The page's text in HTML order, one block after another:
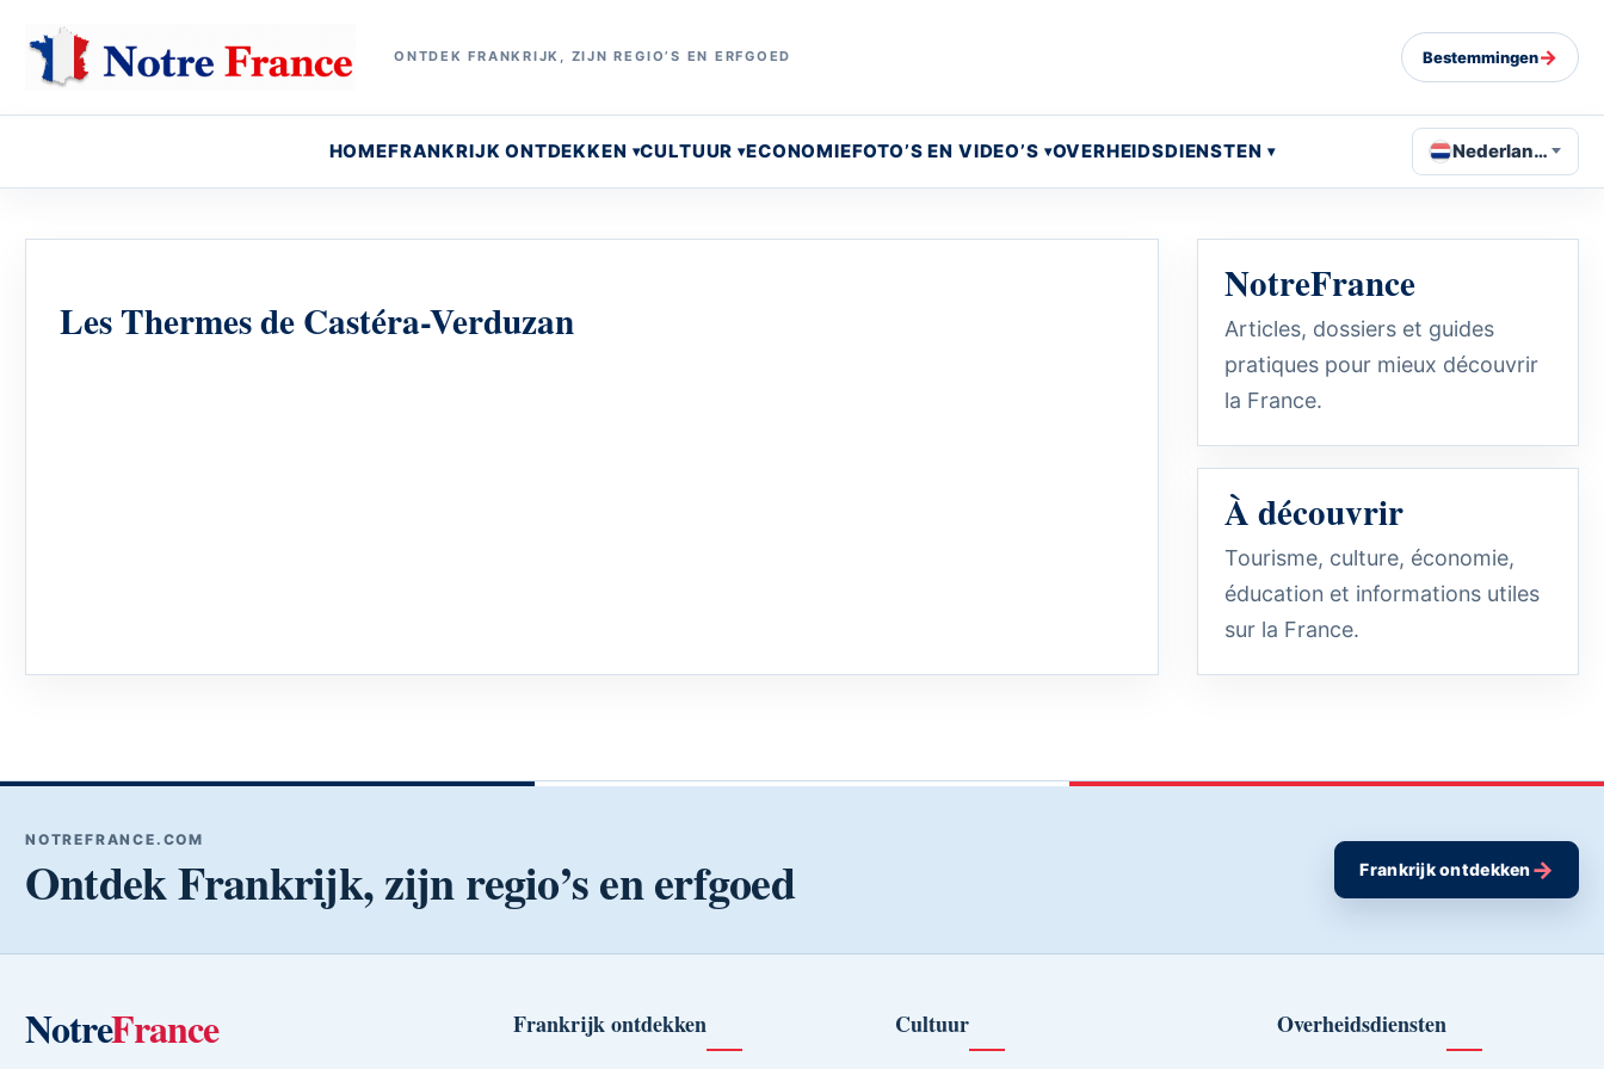
ONTDEK FRANKRIJK, ZIJN REGIO’S EN ERFGOED Bestemmingen→
HOMEFRANKRIJK ONTDEKKEN CULTUUR ECONOMIEFOTO’S EN VIDEO’S OVERHEIDSDIENSTEN Nederlands
Les Thermes de Castéra-Verduzan
NotreFrance
Articles, dossiers et guides
pratiques pour mieux découvrir
la France.
À découvrir
Tourisme, culture, économie,
éducation et informations utiles
sur la France.
NOTREFRANCE.COM
Ontdek Frankrijk, zijn regio’s en erfgoed Frankrijk ontdekken→
NotreFrance Frankrijk ontdekken Cultuur Overheidsdiensten